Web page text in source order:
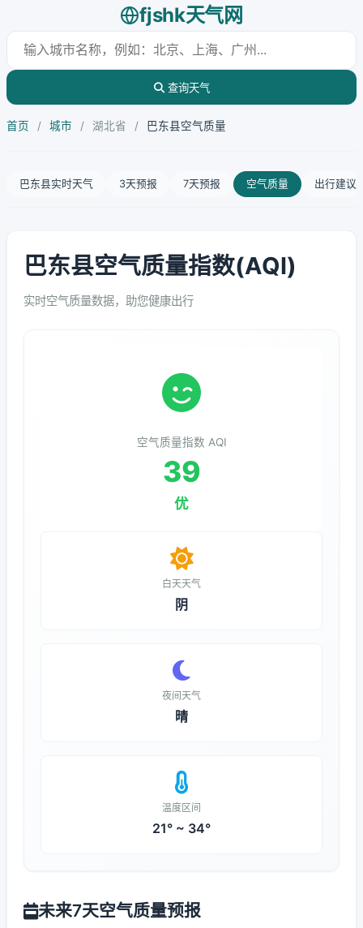
fjshk天气网
查询天气
首页 / 城市 / 湖北省 / 巴东县空气质量
巴东县实时天气 3天预报 7天预报 空气质量 出行建议
巴东县空气质量指数(AQI)
实时空气质量数据，助您健康出行
空气质量指数 AQI
39
优
白天天气
阴
夜间天气
晴
温度区间
21° ~ 34°
未来7天空气质量预报